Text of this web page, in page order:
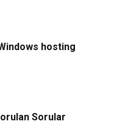
hosting
Sorular